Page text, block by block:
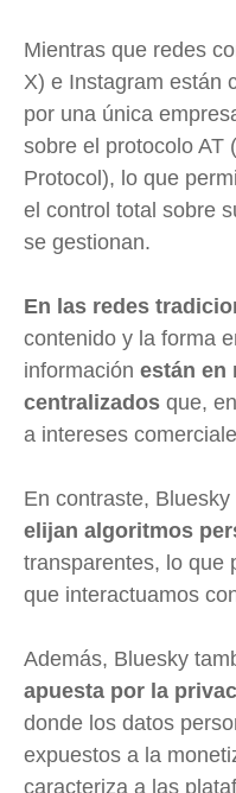
Mientras que redes
X) e Instagram están
por una única
sobre el protocolo AT
Protocol), lo que
el control total sobre
se gestionan.
En las redes
contenido y la forma
información están en
centralizados que,
a intereses
En contraste, Bluesky
elijan algoritmos
transparentes, lo que
que interactuamos
Además, Bluesky
apuesta por la
donde los datos
expuestos a la
caracteriza a las